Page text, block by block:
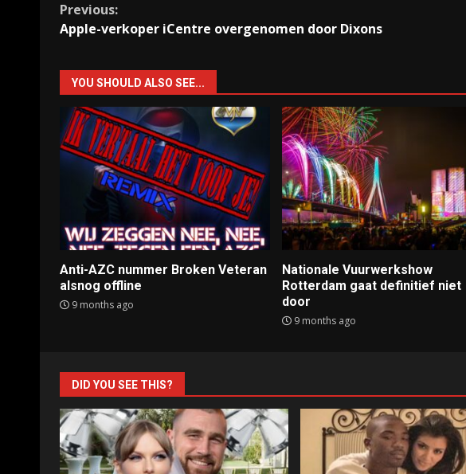
Continue
Reading
Previous:
Apple-verkoper iCentre overgenomen door Dixons
YOU SHOULD ALSO SEE...
Anti-AZC nummer Broken Veteran
alsnog offline
9 months ago
Nationale Vuurwerkshow
Rotterdam gaat definitief niet
door
9 months ago
DID YOU SEE THIS?